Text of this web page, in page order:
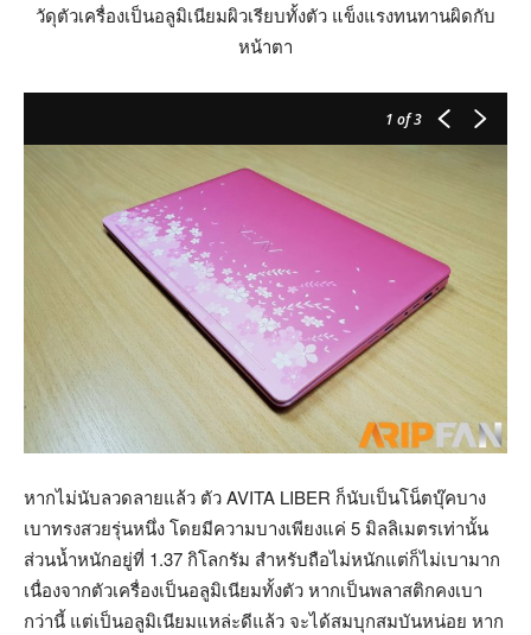
วัดุตัวเครื่องเป็นอลูมิเนียมผิวเรียบทั้งตัว แข็งแรงทนทานผิดกับ
หน้าตา
1 of 3
หากไม่นับลวดลายแล้ว ตัว AVITA LIBER ก็นับเป็นโน็ตบุ๊คบาง
เบาทรงสวยรุ่นหนึ่ง โดยมีความบางเพียงแค่ 5 มิลลิเมตรเท่านั้น
ส่วนน้ำหนักอยู่ที่ 1.37 กิโลกรัม สำหรับถือไม่หนักแต่ก็ไม่เบามาก
เนื่องจากตัวเครื่องเป็นอลูมิเนียมทั้งตัว หากเป็นพลาสติกคงเบา
กว่านี้ แต่เป็นอลูมิเนียมแหล่ะดีแล้ว จะได้สมบุกสมบันหน่อย หาก